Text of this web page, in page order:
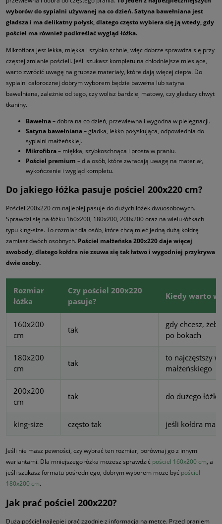
wyborów do sypialni używanej na co dzień. Satyna bawełniana jest
gładsza i ma delikatny połysk, dlatego często wybiera się ją wtedy, gdy
pościel ma również podkreślać wygląd łóżka.
Mikrofibra jest lekka, miękka i szybko schnie, więc dobrze sprawdza się przy
częstej zmianie pościeli. Jeśli szukasz kompletu na chłodniejsze miesiące,
warto zwrócić uwagę na grubsze materiały, które dają więcej ciepła. Do
sypialni całorocznej dobrym wyborem będzie bawełna lub satyna
bawełniana, zależnie od tego, czy wolisz bardziej matowy, czy gładszy chwyt
tkaniny.
Bawełna– dobra na co dzień, przewiewna i wygodna w pielęgnacji.
Satyna bawełniana– gładka, lekko połyskująca, odpowiednia do
sypialni małżeńskiej.
Mikrofibra– miękka, szybkoschnąca i prosta w praniu.
Pościel premium – dla osób, które zwracają uwagę na materiał,
wykończenie i wygląd kompletu.
Do jakiego łóżka pasuje pościel 200x220 cm?
Pościel 200x220 cm najlepiej pasuje do dużych łóżek dwuosobowych.
Sprawdzi się na łóżku 160x200, 180x200, 200x200 oraz na wielu łóżkach
typu king-size. To rozmiar dla osób, które chcą mieć jedną dużą kołdrę
zamiast dwóch osobnych. Pościel małżeńska 200x220 daje więcej
swobody, dlatego kołdra nie zsuwa się tak łatwo i wygodniej przykrywa
dwie osoby.
Rozmiar
łóżka
Czy pościel 200x220
pasuje?
Kiedy warto
160x200
cm
tak
gdy chcesz,
po bokach
180x200
cm
tak
to najczęstszy
małżeńskiego
200x200
cm
tak do dużego
king-size często tak jeśli kołdra ma
Jeśli nie masz pewności, czy wybrać ten rozmiar, porównaj go z innymi
wariantami. Dla mniejszego łóżka możesz sprawdzić pościel 160x200 cm, a
jeśli szukasz formatu pośredniego, dobrym wyborem może być pościel
180x200 cm.
Jak prać pościel 200x220?
Dużą pościel najlepiej prać zgodnie z informacją na metce. Przed praniem